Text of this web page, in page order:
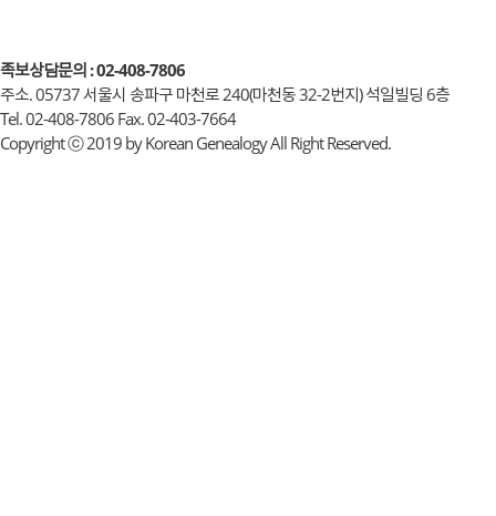
족보상담문의 : 02-408-7806
주소. 05737 서울시 송파구 마천로 240(마천동 32-2번지) 석일빌딩 6층
Tel. 02-408-7806 Fax. 02-403-7664
Copyright ⓒ 2019 by Korean Genealogy All Right Reserved.